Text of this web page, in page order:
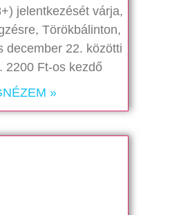
jelentkezését várja,
Törökbálinton,
december 22. közötti
2200 Ft-os kezdő
»